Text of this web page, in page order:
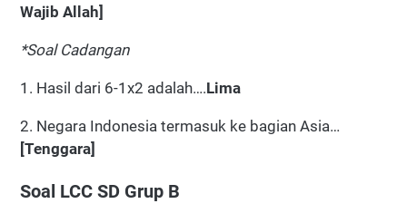
Wajib Allah]
*Soal Cadangan
1. Hasil dari 6-1x2 adalah….Lima
2. Negara Indonesia termasuk ke bagian Asia…
[Tenggara]
Soal LCC SD Grup B